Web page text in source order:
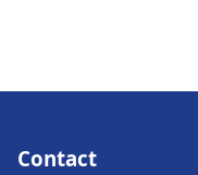
Contact